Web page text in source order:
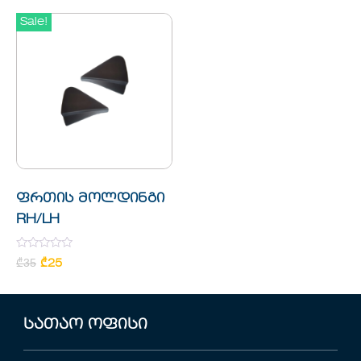
Sale!
ფრთის მოლდინგი
RH/LH
Rated
0
₾35 ₾25
სათაო ოფისი